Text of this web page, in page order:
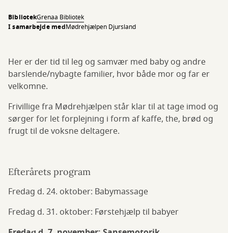
BibliotekGrenaa Bibliotek
I samarbejde medMødrehjælpen Djursland
Her er der tid til leg og samvær med baby og andre
barslende/nybagte familier, hvor både mor og far er
velkomne.
Frivillige fra Mødrehjælpen står klar til at tage imod og
sørger for let forplejning i form af kaffe, the, brød og
frugt til de voksne deltagere.
Efterårets program
Fredag d. 24. oktober: Babymassage
Fredag d. 31. oktober: Førstehjælp til babyer